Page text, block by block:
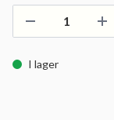
I lager